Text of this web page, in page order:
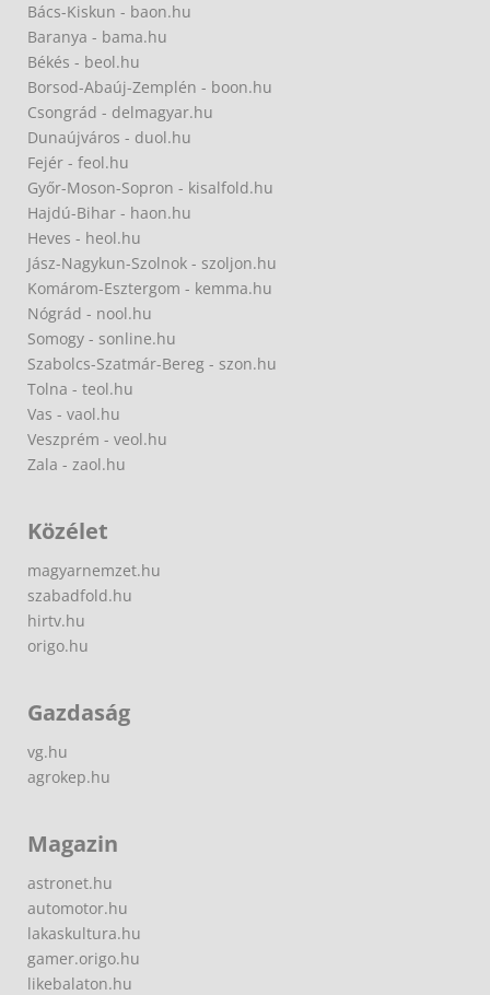
Bács-Kiskun - baon.hu
Baranya - bama.hu
Békés - beol.hu
Borsod-Abaúj-Zemplén - boon.hu
Csongrád - delmagyar.hu
Dunaújváros - duol.hu
Fejér - feol.hu
Győr-Moson-Sopron - kisalfold.hu
Hajdú-Bihar - haon.hu
Heves - heol.hu
Jász-Nagykun-Szolnok - szoljon.hu
Komárom-Esztergom - kemma.hu
Nógrád - nool.hu
Somogy - sonline.hu
Szabolcs-Szatmár-Bereg - szon.hu
Tolna - teol.hu
Vas - vaol.hu
Veszprém - veol.hu
Zala - zaol.hu
Közélet
magyarnemzet.hu
szabadfold.hu
hirtv.hu
origo.hu
Gazdaság
vg.hu
agrokep.hu
Magazin
astronet.hu
automotor.hu
lakaskultura.hu
gamer.origo.hu
likebalaton.hu